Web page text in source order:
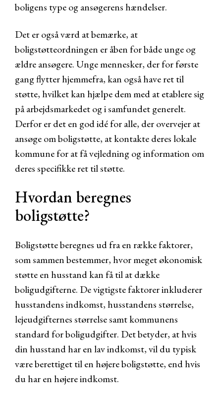
boligens type og ansøgerens hændelser.
Det er også værd at bemærke, at
boligstøtteordningen er åben for både unge og
ældre ansøgere. Unge mennesker, der for første
gang flytter hjemmefra, kan også have ret til
støtte, hvilket kan hjælpe dem med at etablere sig
på arbejdsmarkedet og i samfundet generelt.
Derfor er det en god idé for alle, der overvejer at
ansøge om boligstøtte, at kontakte deres lokale
kommune for at få vejledning og information om
deres specifikke ret til støtte.
Hvordan beregnes
boligstøtte?
Boligstøtte beregnes ud fra en række faktorer,
som sammen bestemmer, hvor meget økonomisk
støtte en husstand kan få til at dække
boligudgifterne. De vigtigste faktorer inkluderer
husstandens indkomst, husstandens størrelse,
lejeudgifternes størrelse samt kommunens
standard for boligudgifter. Det betyder, at hvis
din husstand har en lav indkomst, vil du typisk
være berettiget til en højere boligstøtte, end hvis
du har en højere indkomst.